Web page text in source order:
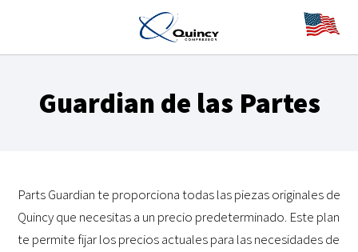
Guardian de las Partes
Parts Guardian te proporciona todas las piezas originales de
Quincy que necesitas a un precio predeterminado. Este plan
te permite fijar los precios actuales para las necesidades de